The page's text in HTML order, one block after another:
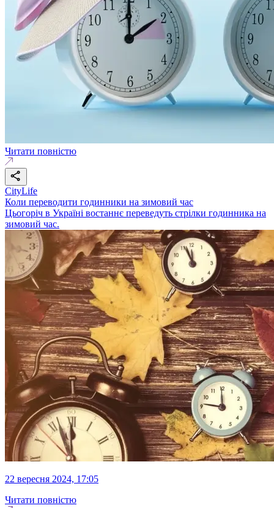
Читати повністю
CityLife
Коли переводити годинники на зимовий час
Цьогоріч в Україні востаннє переведуть стрілки годинника на
зимовий час.
22 вересня 2024, 17:05
Читати повністю